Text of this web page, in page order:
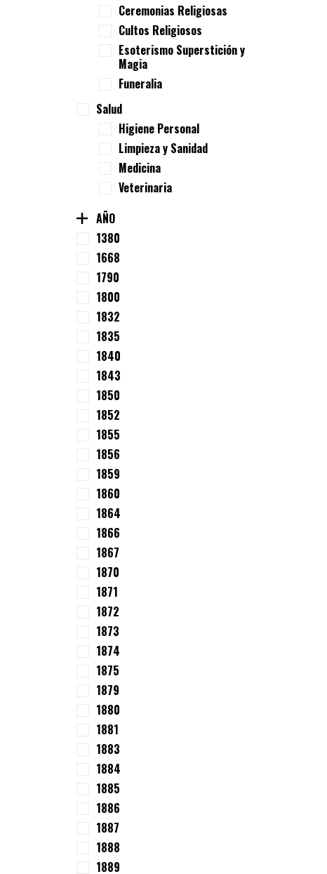
Ceremonias Religiosas
Cultos Religiosos
Esoterismo Superstición y
Magia
Funeralia
Salud
Higiene Personal
Limpieza y Sanidad
Medicina
Veterinaria
AÑO
1380
1668
1790
1800
1832
1835
1840
1843
1850
1852
1855
1856
1859
1860
1864
1866
1867
1870
1871
1872
1873
1874
1875
1879
1880
1881
1883
1884
1885
1886
1887
1888
1889